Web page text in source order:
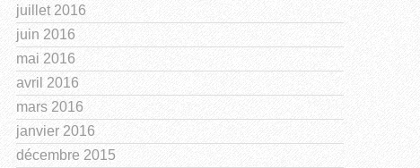
juillet 2016
juin 2016
mai 2016
avril 2016
mars 2016
janvier 2016
décembre 2015